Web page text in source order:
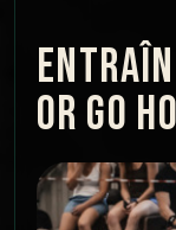
OR GO